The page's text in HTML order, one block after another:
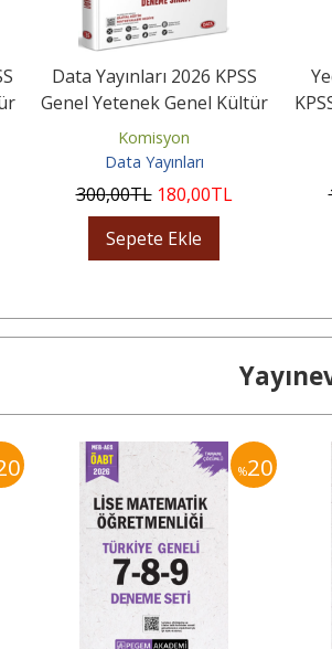
Data Yayınları 2026 KPSS
Genel Yetenek Genel Kültür
Tamamı Çözümlü 8...
Komisyon
Data Yayınları
300,00TL 180,00TL
Sepete Ekle
%20